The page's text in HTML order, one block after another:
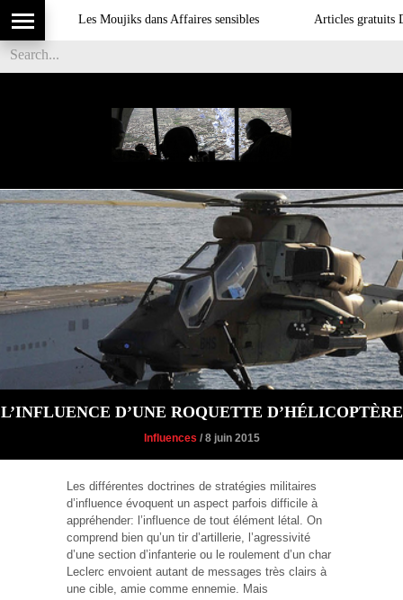
Les Moujiks dans Affaires sensibles Articles gratuits DSI
L’INFLUENCE D’UNE ROQUETTE D’HÉLICOPTÈRE
Influences / 8 juin 2015
Les différentes doctrines de stratégies militaires
d’influence évoquent un aspect parfois difficile à
appréhender: l’influence de tout élément létal. On
comprend bien qu’un tir d’artillerie, l’agressivité
d’une section d’infanterie ou le roulement d’un char
Leclerc envoient autant de messages très clairs à
une cible, amie comme ennemie. Mais